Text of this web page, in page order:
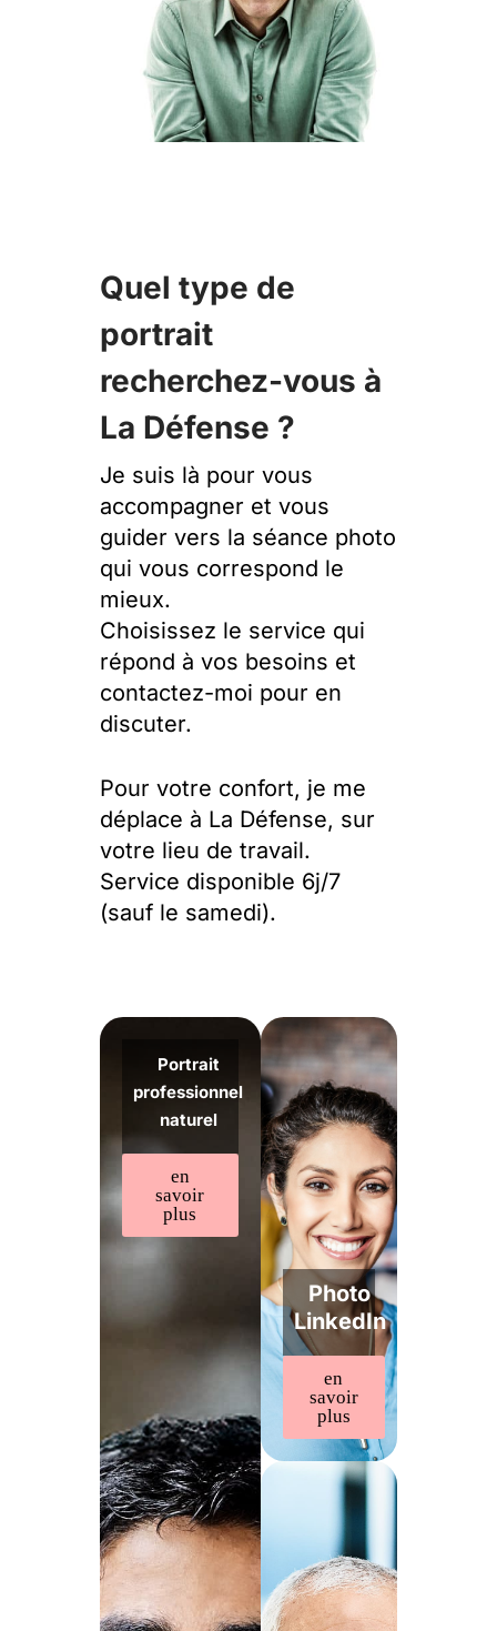
Quel type de
portrait
recherchez-vous à
La Défense ?
Je suis là pour vous
accompagner et vous
guider vers la séance photo
qui vous correspond le
mieux.
Choisissez le service qui
répond à vos besoins et
contactez-moi pour en
discuter.
Pour votre confort, je me
déplace à La Défense, sur
votre lieu de travail.
Service disponible 6j/7
(sauf le samedi).
Portrait
professionnel
naturel
en
savoir
plus
Photo
LinkedIn
en
savoir
plus